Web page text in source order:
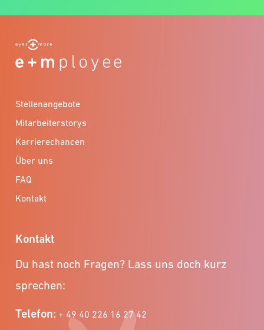
Stellenangebote
Mitarbeiterstorys
Karrierechancen
Über uns
FAQ
Kontakt
Kontakt
Du hast noch Fragen? Lass uns doch kurz
sprechen:
Telefon: + 49 40 226 16 27 42